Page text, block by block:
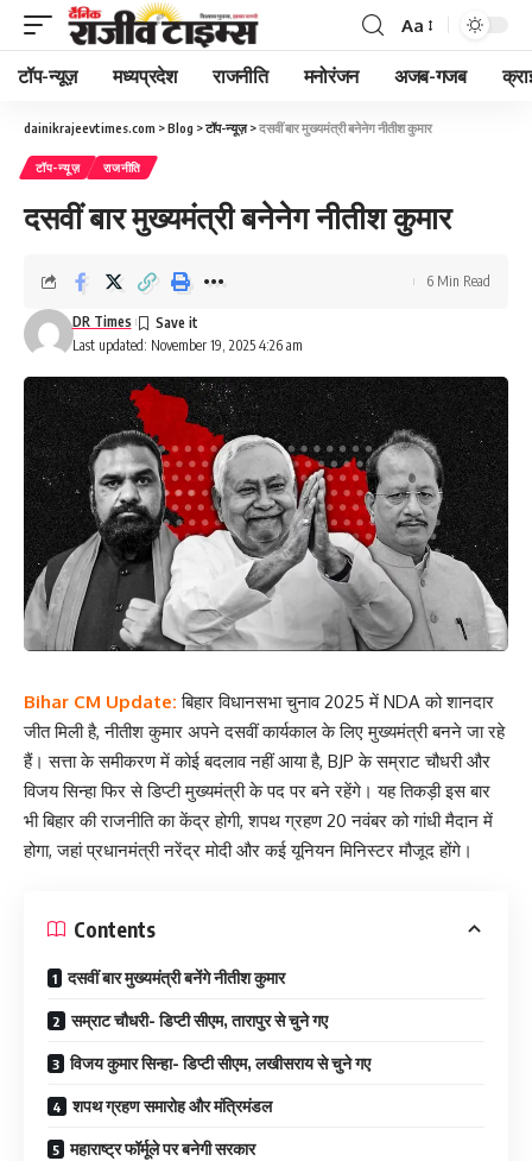
Font
Resizer
Aa
टॉप-न्यूज़ मध्यप्रदेश राजनीति मनोरंजन अजब-गजब
dainikrajeevtimes.com >Blog >टॉप-न्यूज़>दसवीं बार मुख्यमंत्री बनेनेग नीतीश कुमार
टॉप-न्यूज़ राजनीति
दसवीं बार मुख्यमंत्री बनेनेग नीतीश कुमार
Last updated: November 19, 2025 4:26 am
DR Times
6 Min Read
Bihar CM Update: बिहार विधानसभा चुनाव 2025 में NDA को शानदार
जीत मिली है, नीतीश कुमार अपने दसवीं कार्यकाल के लिए मुख्यमंत्री बनने जा रहे
हैं। सत्ता के समीकरण में कोई बदलाव नहीं आया है, BJP के सम्राट चौधरी और
विजय सिन्हा फिर से डिप्टी मुख्यमंत्री के पद पर बने रहेंगे। यह तिकड़ी इस बार
भी बिहार की राजनीति का केंद्र होगी, शपथ ग्रहण 20 नवंबर को गांधी मैदान में
होगा, जहां प्रधानमंत्री नरेंद्र मोदी और कई यूनियन मिनिस्टर मौजूद होंगे।
Contents
दसवीं बार मुख्यमंत्री बनेंगे नीतीश कुमार
सम्राट चौधरी- डिप्टी सीएम, तारापुर से चुने गए
विजय कुमार सिन्हा- डिप्टी सीएम, लखीसराय से चुने गए
शपथ ग्रहण समारोह और मंत्रिमंडल
महाराष्ट्र फॉर्मूले पर बनेगी सरकार